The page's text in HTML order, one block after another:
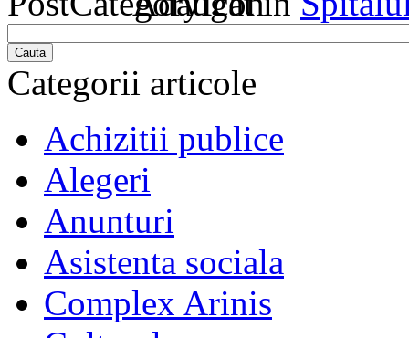
Cauta
Categorii articole
Achizitii publice
Alegeri
Anunturi
Asistenta sociala
Complex Arinis